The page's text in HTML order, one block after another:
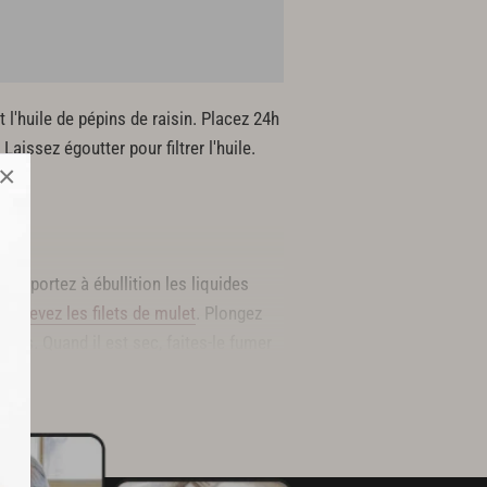
×
de pépins de raisin. Placez 24h
égoutter pour filtrer l'huile.
portez à ébullition les liquides
Levez les filets de mulet . Plongez
Quand il est sec, faites-le fumer
le dressage.